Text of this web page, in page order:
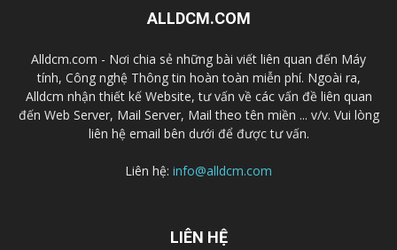
ALLDCM.COM
Alldcm.com - Nơi chia sẻ những bài viết liên quan đến Máy
tính, Công nghệ Thông tin hoàn toàn miễn phí. Ngoài ra,
Alldcm nhận thiết kế Website, tư vấn về các vấn đề liên quan
đến Web Server, Mail Server, Mail theo tên miền ... v/v. Vui lòng
liên hệ email bên dưới để được tư vấn.
Liên hệ: info@alldcm.com
LIÊN HỆ